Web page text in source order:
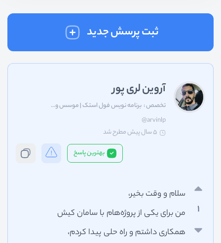
ثبت پرسش جدید
آروین لری پور
تخصص : برنامه نویس فول استک | موسس و...
@arvinlp
5 سال پیش
مطرح شد
بهترین پاسخ
1
سلام و وقت بخیر،
من برای یکی از پروژه‌هام با سامان کیش
همکاری داشتم و راه حلی پیدا کردم،